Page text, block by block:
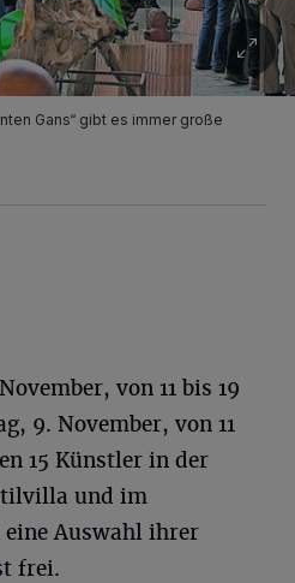
Gans“ gibt es immer große
von 11 bis 19
9. November, von 11
15 Künstler in der
und im
eine Auswahl ihrer
frei.